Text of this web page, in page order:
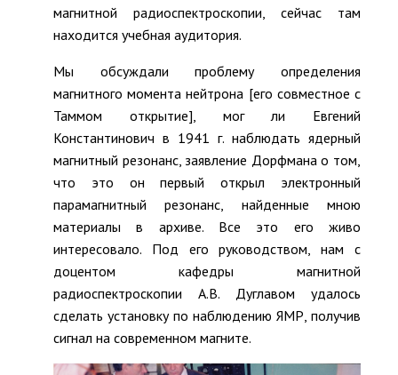
магнитной радиоспектроскопии, сейчас там
находится учебная аудитория.
Мы обсуждали проблему определения
магнитного момента нейтрона [его совместное с
Таммом открытие], мог ли Евгений
Константинович в 1941 г. наблюдать ядерный
магнитный резонанс, заявление Дорфмана о том,
что это он первый открыл электронный
парамагнитный резонанс, найденные мною
материалы в архиве. Все это его живо
интересовало. Под его руководством, нам с
доцентом кафедры магнитной
радиоспектроскопии А.В. Дуглавом удалось
сделать установку по наблюдению ЯМР, получив
сигнал на современном магните.